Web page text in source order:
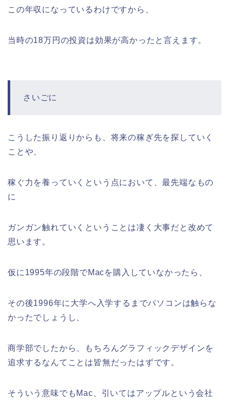
この年収になっているわけですから、
当時の18万円の投資は効果が高かったと言えます。
さいごに
こうした振り返りからも、将来の稼ぎ先を探していく
ことや、
稼ぐ力を養っていくという点において、最先端なもの
に
ガンガン触れていくということは凄く大事だと改めて
思います。
仮に1995年の段階でMacを購入していなかったら、
その後1996年に大学へ入学するまでパソコンは触らな
かったでしょうし、
商学部でしたから、もちろんグラフィックデザインを
追求するなんてことは皆無だったはずです。
そういう意味でもMac、引いてはアップルという会社